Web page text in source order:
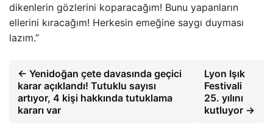
dikenlerin gözlerini koparacağım! Bunu yapanların
ellerini kıracağım! Herkesin emeğine saygı duyması
lazım.”
← Yenidoğan çete davasında geçici
karar açıklandı! Tutuklu sayısı
artıyor, 4 kişi hakkında tutuklama
kararı var
Lyon Işık
Festivali
25. yılını
kutluyor →